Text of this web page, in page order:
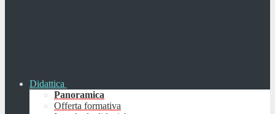
Didattica
Panoramica
Offerta formativa